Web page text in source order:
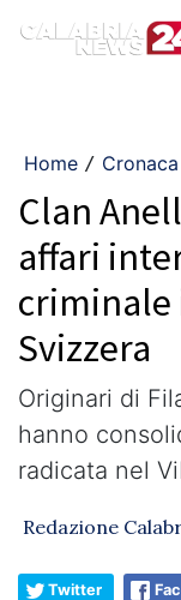
Home /
Clan
affari
criminale
Svizzera
Originari di
hanno
radicata nel
Redazione
Twitter